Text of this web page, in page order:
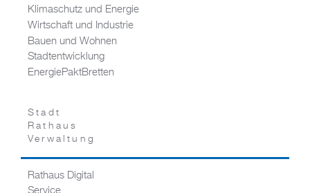
Klimaschutz und Energie
Wirtschaft und Industrie
Bauen und Wohnen
Stadtentwicklung
EnergiePaktBretten
Stadt
Rathaus
Verwaltung
Rathaus Digital